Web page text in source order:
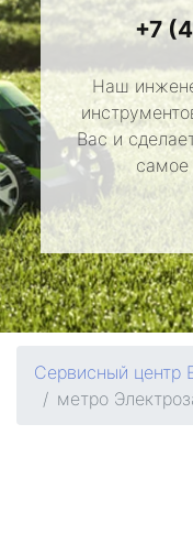
+7
Наш
Вас и
Сервисный центр
метро